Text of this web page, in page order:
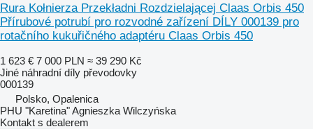
Rura Kołnierza Przekładni Rozdzielającej Claas Orbis 450
Přírubové potrubí pro rozvodné zařízení DÍLY 000139 pro
rotačního kukuřičného adaptéru Claas Orbis 450
1 623 € 7 000 PLN ≈ 39 290 Kč
Jiné náhradní díly převodovky
000139
Polsko, Opalenica
PHU "Karetina" Agnieszka Wilczyńska
Kontakt s dealerem